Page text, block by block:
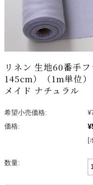
リネン 生地60番手
145cm）（1m単位
メイド ナチュラル
希望小売価格:
価格:
[
数量: